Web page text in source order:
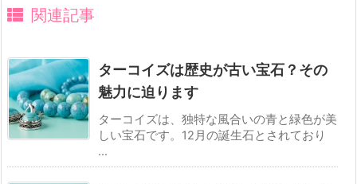
関連記事
ターコイズは歴史が古い宝石？その
魅力に迫ります
ターコイズは、独特な風合いの青と緑色が美
しい宝石です。12月の誕生石とされており
...